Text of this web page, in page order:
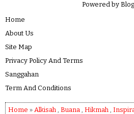
Powered by
Home
About Us
Site Map
Privacy Policy And Terms
Sanggahan
Term And Conditions
Home » Alkisah , Buana , Hikmah ,